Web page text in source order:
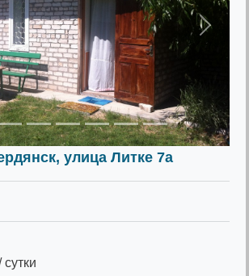
улица Литке 7а